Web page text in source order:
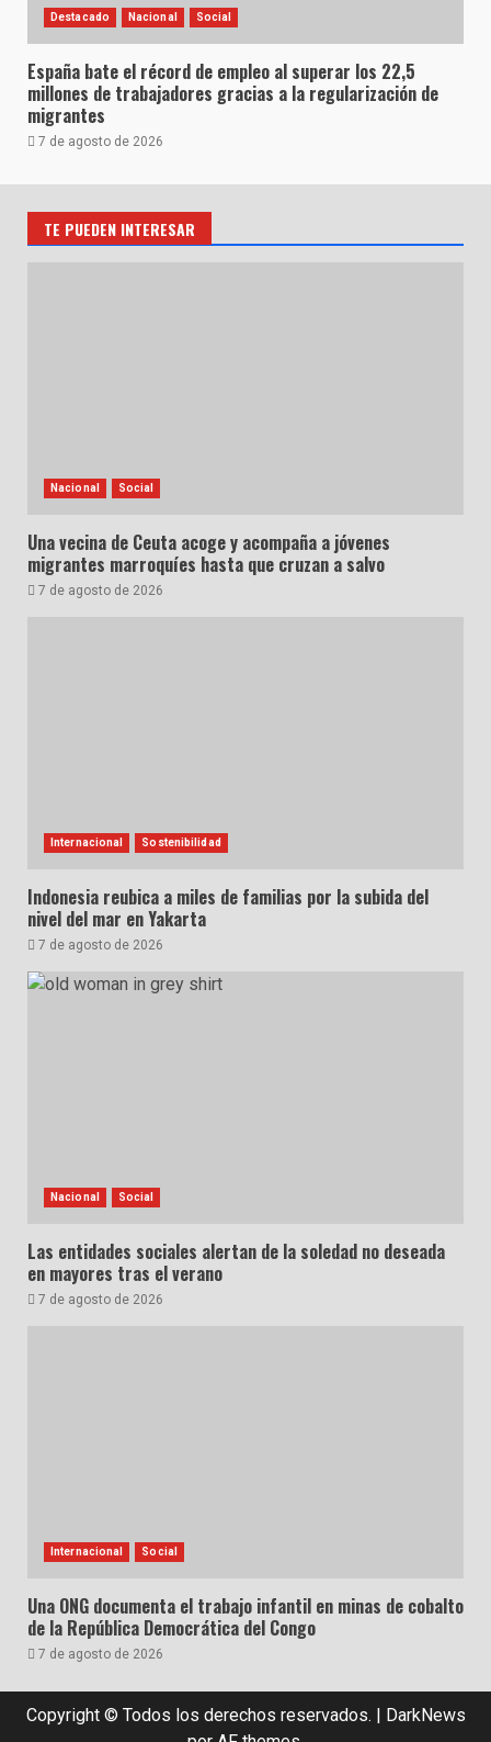
Destacado Nacional Social
España bate el récord de empleo al superar los 22,5
millones de trabajadores gracias a la regularización de
migrantes
7 de agosto de 2026
TE PUEDEN INTERESAR
Nacional Social
Una vecina de Ceuta acoge y acompaña a jóvenes
migrantes marroquíes hasta que cruzan a salvo
7 de agosto de 2026
Internacional Sostenibilidad
Indonesia reubica a miles de familias por la subida del
nivel del mar en Yakarta
7 de agosto de 2026
Nacional Social
Las entidades sociales alertan de la soledad no deseada
en mayores tras el verano
7 de agosto de 2026
Internacional Social
Una ONG documenta el trabajo infantil en minas de cobalto
de la República Democrática del Congo
7 de agosto de 2026
Copyright © Todos los derechos reservados. | DarkNews